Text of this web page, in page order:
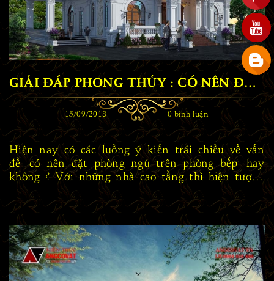
GIẢI ĐÁP PHONG THỦY : CÓ NÊN ĐẶT PHÒNG NGỦ TRÊN PHÒNG BẾP KHÔNG ? PT124018
15/09/2018 0 bình luận
Hiện nay có các luồng ý kiến trái chiều về vấn
đề có nên đặt phòng ngủ trên phòng bếp hay
không ? Với những nhà cao tầng thì hiện tượng
này cũng khá phổ biến, tuy nhiên với sự trải
nghiệm...